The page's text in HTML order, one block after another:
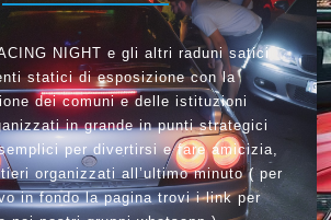
NIGHT e gli altri raduni satici
statici di esposizione con la
dei comuni e delle istituzioni
in grande in punti strategici
per divertirsi e fare amicizia,
organizzati all’ultimo minuto ( per
in fondo la pagina trovi i link per